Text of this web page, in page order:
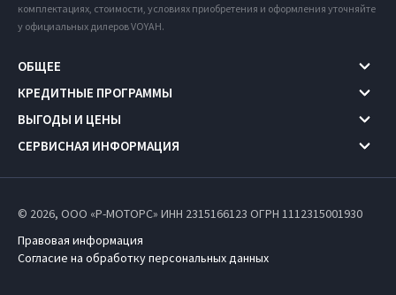
комплектациях, стоимости, условиях приобретения и оформления уточняйте
у официальных дилеров VOYAH.
ОБЩЕЕ
КРЕДИТНЫЕ ПРОГРАММЫ
ВЫГОДЫ И ЦЕНЫ
СЕРВИСНАЯ ИНФОРМАЦИЯ
© 2026, ООО «Р-МОТОРС» ИНН 2315166123 ОГРН 1112315001930
Правовая информация
Согласие на обработку персональных данных